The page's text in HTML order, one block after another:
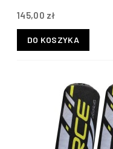
145,00 zł
DO KOSZYKA